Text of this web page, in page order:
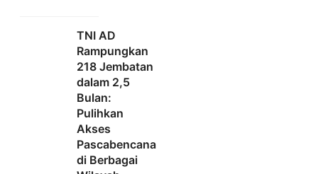
TNI AD
Rampungkan
218 Jembatan
dalam 2,5
Bulan:
Pulihkan
Akses
Pascabencana
di Berbagai